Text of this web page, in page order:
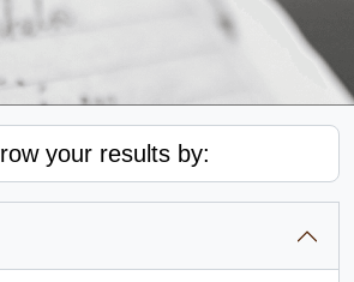
your results by: